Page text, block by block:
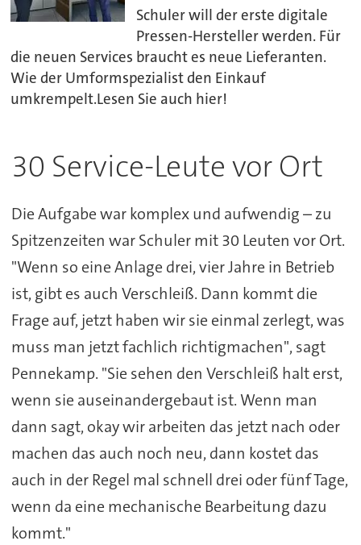
Schuler will der erste digitale
Pressen-Hersteller werden. Für
die neuen Services braucht es neue Lieferanten.
Wie der Umformspezialist den Einkauf
umkrempelt.Lesen Sie auch hier!
30 Service-Leute vor Ort
Die Aufgabe war komplex und aufwendig – zu
Spitzenzeiten war Schuler mit 30 Leuten vor Ort.
"Wenn so eine Anlage drei, vier Jahre in Betrieb
ist, gibt es auch Verschleiß. Dann kommt die
Frage auf, jetzt haben wir sie einmal zerlegt, was
muss man jetzt fachlich richtigmachen", sagt
Pennekamp. "Sie sehen den Verschleiß halt erst,
wenn sie auseinandergebaut ist. Wenn man
dann sagt, okay wir arbeiten das jetzt nach oder
machen das auch noch neu, dann kostet das
auch in der Regel mal schnell drei oder fünf Tage,
wenn da eine mechanische Bearbeitung dazu
kommt."